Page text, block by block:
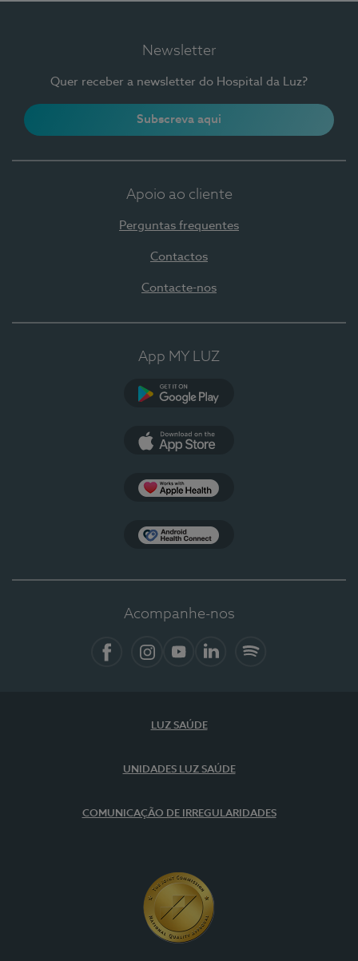
Newsletter
Quer receber a newsletter do Hospital da Luz?
Subscreva aqui
Apoio ao cliente
Perguntas frequentes
Contactos
Contacte-nos
App MY LUZ
Acompanhe-nos
LUZ SAÚDE
UNIDADES LUZ SAÚDE
COMUNICAÇÃO DE IRREGULARIDADES